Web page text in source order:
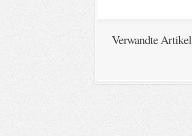
Verwandte Artikel